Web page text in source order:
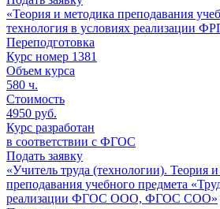
«Теория и методика преподавания
технология в условиях реализации
Переподготовка
Курс номер 1381
Объем курса
580 ч.
Стоимость
4950 руб.
Курс разработан
в соответствии с ФГОС
Подать заявку
«Учитель труда (технологии). Теория
преподавания учебного предмета
реализации ФГОС ООО, ФГОС СОО»